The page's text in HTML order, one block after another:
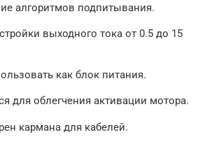
алгоритмов подпитывания.
выходного тока от 0.5 до 15
как блок питания.
для облегчения активации мотора.
кармана для кабелей.